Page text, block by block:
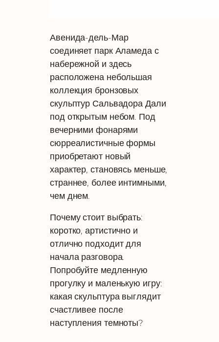
Авенида-дель-Мар
соединяет парк Аламеда с
набережной и здесь
расположена небольшая
коллекция бронзовых
скульптур Сальвадора Дали
под открытым небом. Под
вечерними фонарями
сюрреалистичные формы
приобретают новый
характер, становясь меньше,
страннее, более интимными,
чем днем.
Почему стоит выбрать:
коротко, артистично и
отлично подходит для
начала разговора.
Попробуйте медленную
прогулку и маленькую игру:
какая скульптура выглядит
счастливее после
наступления темноты?